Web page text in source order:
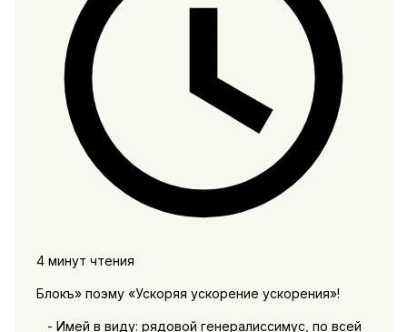
4 минут чтения
Блокъ» поэму «Ускоряя ускорение ускорения»!
- Имей в виду: рядовой генералиссимус, по всей